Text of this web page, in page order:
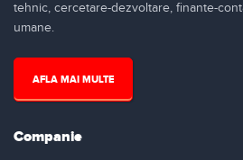
tehnic, cercetare-dezvoltare, finante-
umane.
AFLA MAI MULTE
Companie